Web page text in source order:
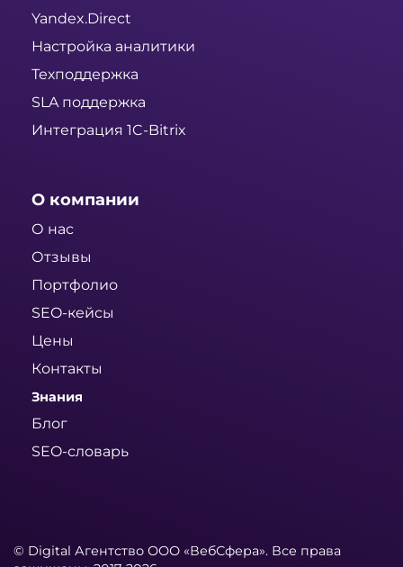
Yandex.Direct
Настройка аналитики
Техподдержка
SLA поддержка
Интеграция 1C-Bitrix
О компании
О нас
Отзывы
Портфолио
SEO-кейсы
Цены
Контакты
Знания
Блог
SEO-словарь
© Digital Агентство ООО «ВебСфера». Все права